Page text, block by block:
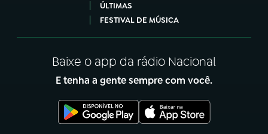
ÚLTIMAS
FESTIVAL DE MÚSICA
Baixe o app da rádio Nacional
E tenha a gente sempre com você.